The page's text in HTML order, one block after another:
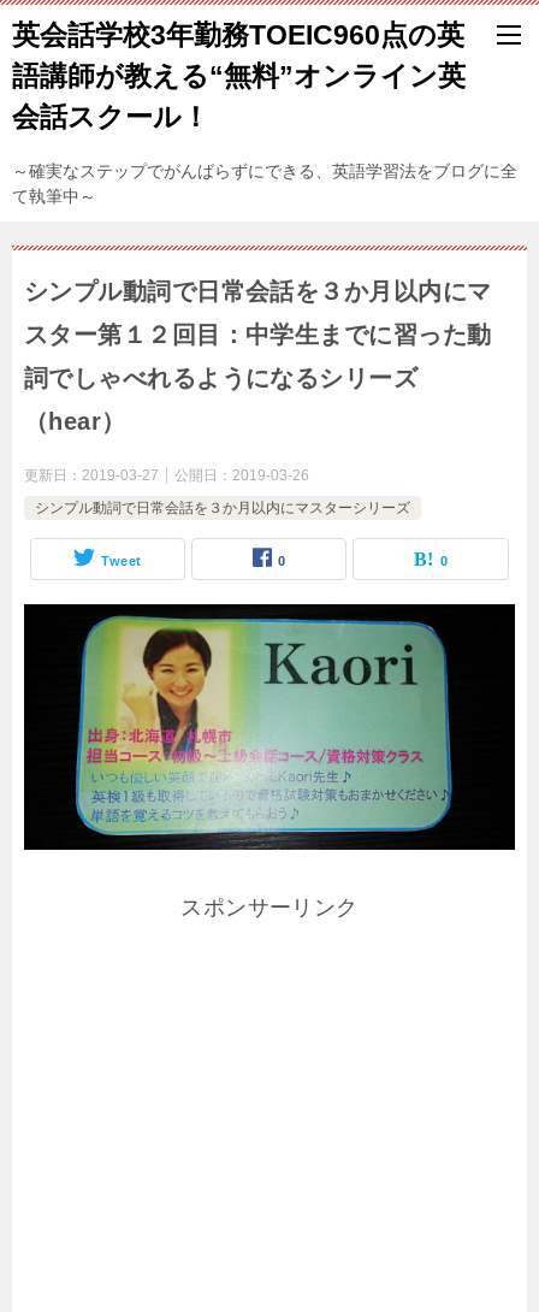
英会話学校3年勤務TOEIC960点の英
語講師が教える“無料”オンライン英
会話スクール！
～確実なステップでがんばらずにできる、英語学習法をブログに全
て執筆中～
シンプル動詞で日常会話を３か月以内にマ
スター第１２回目：中学生までに習った動
詞でしゃべれるようになるシリーズ
（hear）
更新日： 2019-03-27 公開日： 2019-03-26
シンプル動詞で日常会話を３か月以内にマスターシリーズ
Tweet 0 0
スポンサーリンク